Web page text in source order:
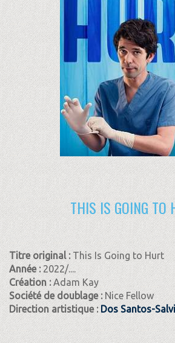
THIS IS GOING TO
Titre original : This Is Going to Hurt
Année : 2022/....
Création :Adam Kay
Société de doublage :Nice Fellow
Direction artistique : Dos Santos-